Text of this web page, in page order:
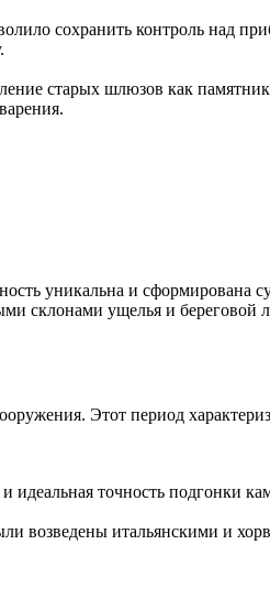
сохранить контроль над
старых шлюзов как
уникальна и сформирована
склонами ущелья и
Этот период
идеальная точность подгонки
возведены итальянскими и